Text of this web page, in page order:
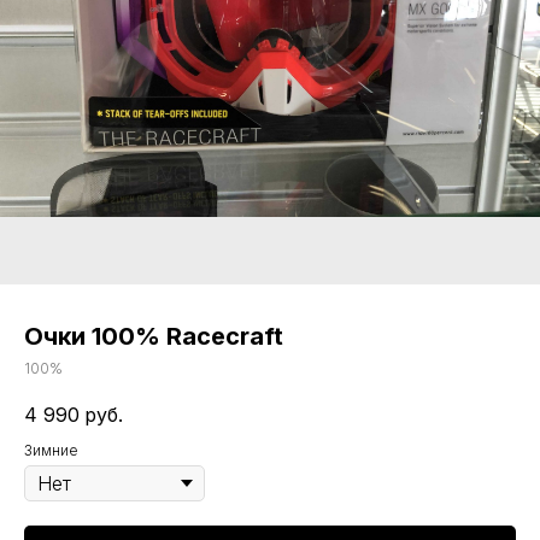
Очки 100% Racecraft
100%
4 990 руб.
Зимние